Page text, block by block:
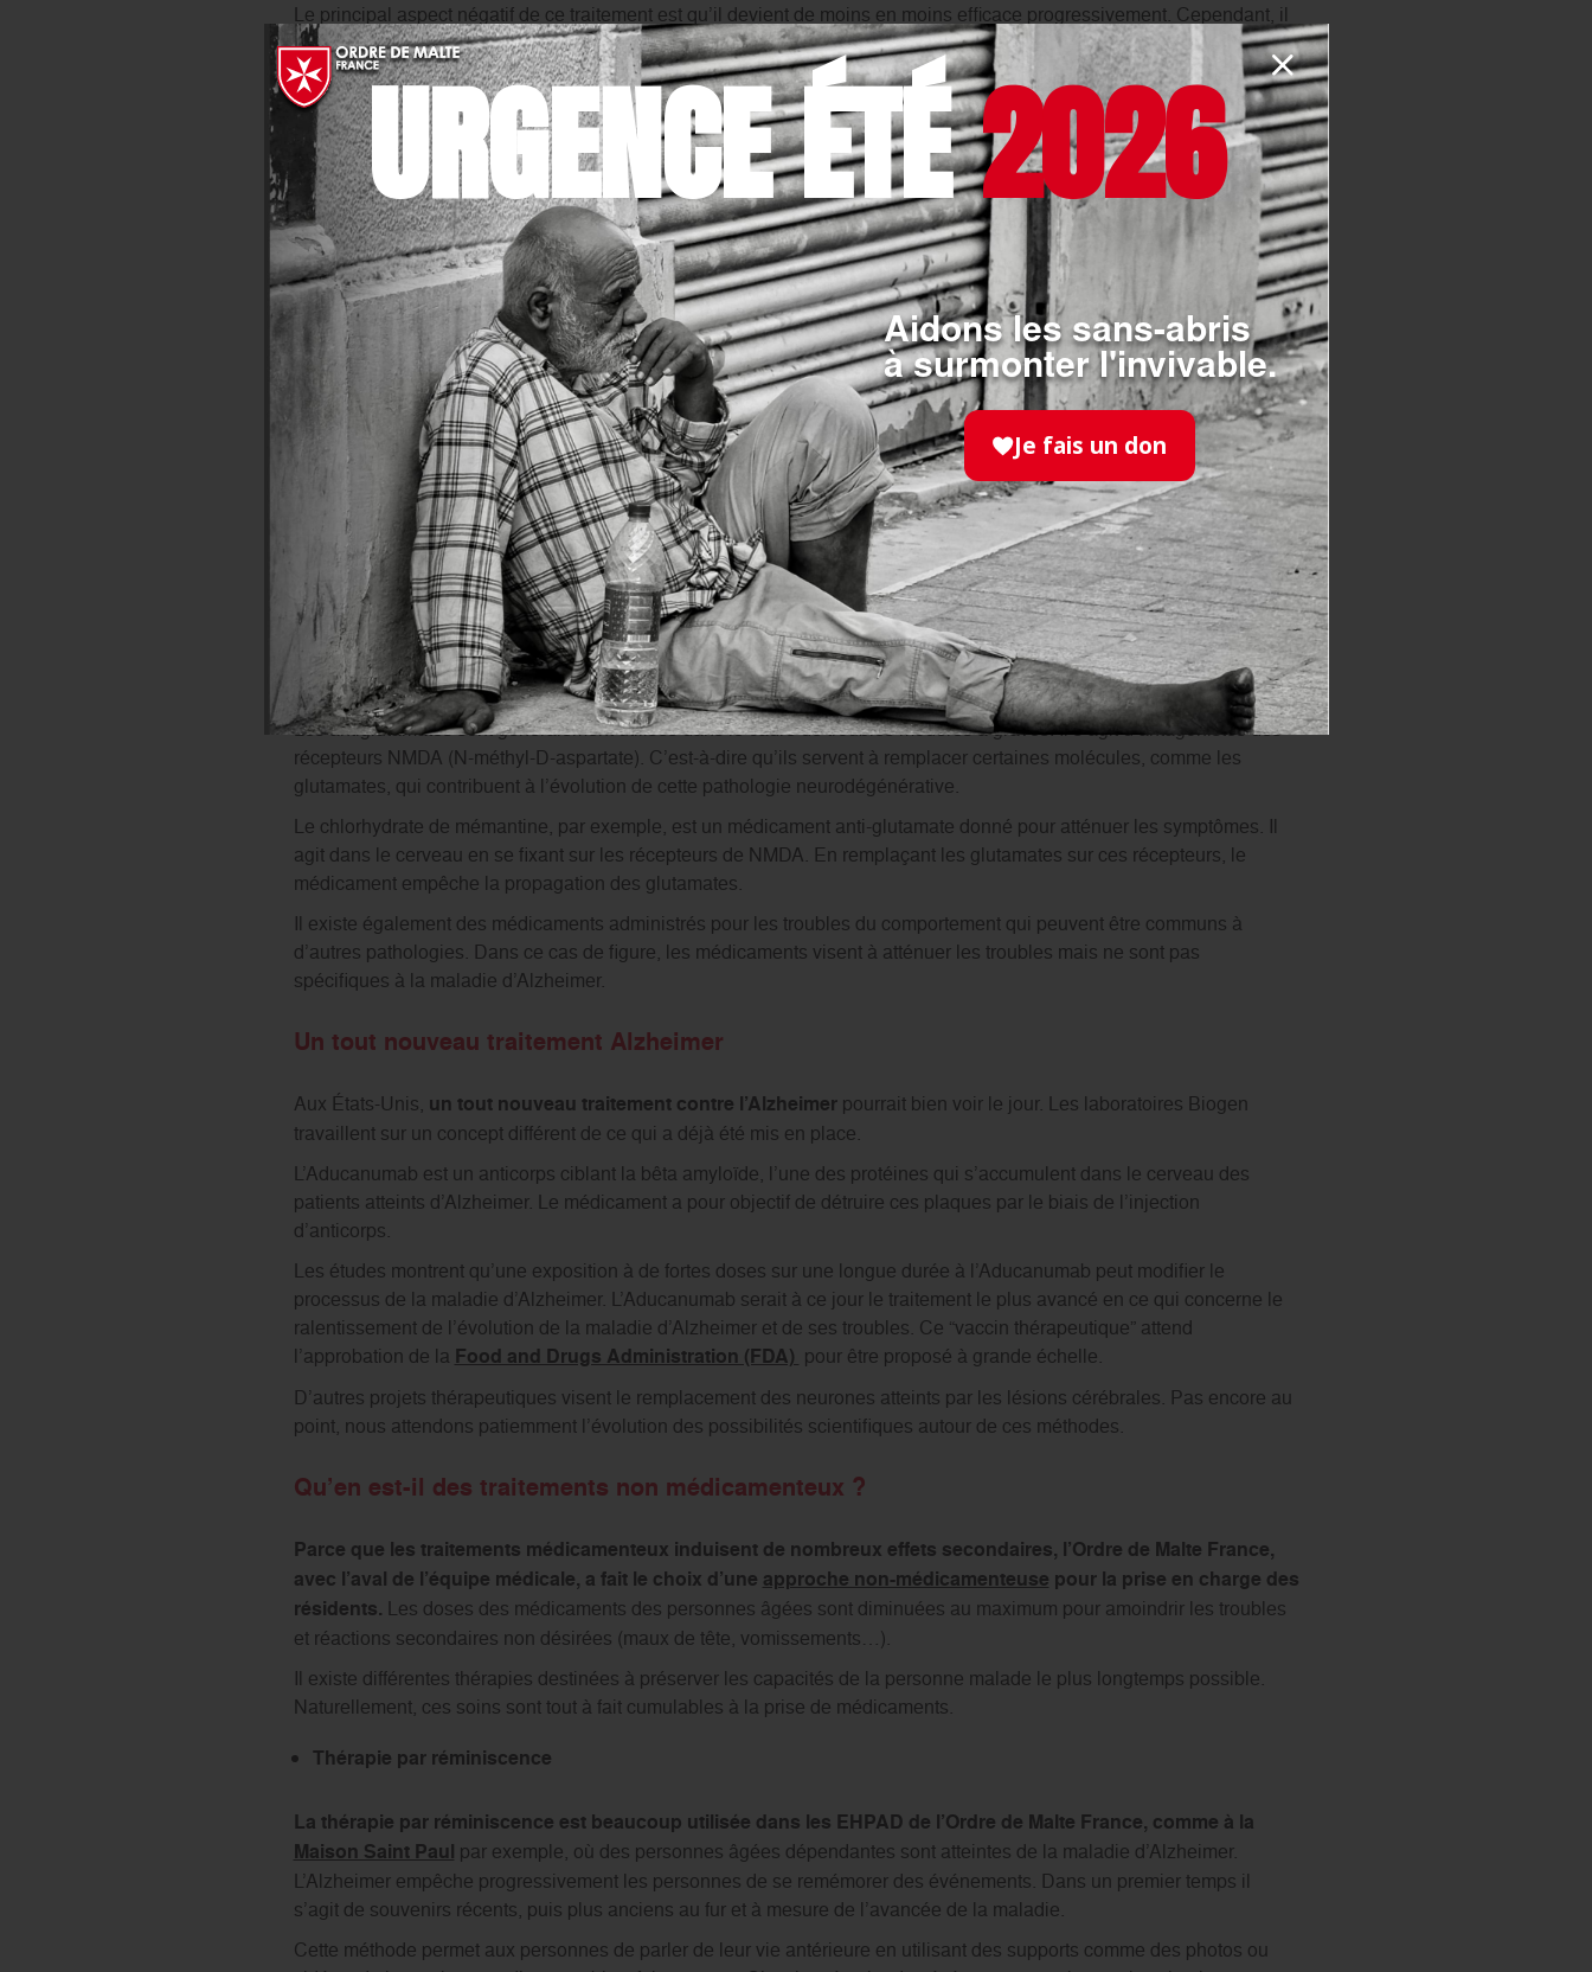
Le principal aspect négatif de ce traitement est qu’il devient de moins en moins efficace progressivement. Cependant, il
reste une bonne solution pour les débuts de la maladie.
Quel traitement pour les symptômes plus graves de la maladie d’Alzheimer ?
Les antiglutamates sont généralement utilisés dans le cadre de troubles modérés à graves. Il s’agit d’antagonistes des
récepteurs NMDA (N-méthyl-D-aspartate). C’est-à-dire qu’ils servent à remplacer certaines molécules, comme les
glutamates, qui contribuent à l’évolution de cette pathologie neurodégénérative.
Le chlorhydrate de mémantine, par exemple, est un médicament anti-glutamate donné pour atténuer les symptômes. Il
agit dans le cerveau en se fixant sur les récepteurs de NMDA. En remplaçant les glutamates sur ces récepteurs, le
médicament empêche la propagation des glutamates.
Il existe également des médicaments administrés pour les troubles du comportement qui peuvent être communs à
d’autres pathologies. Dans ce cas de figure, les médicaments visent à atténuer les troubles mais ne sont pas
spécifiques à la maladie d’Alzheimer.
Un tout nouveau traitement Alzheimer
Aux États-Unis, un tout nouveau traitement contre l’Alzheimerpourrait bien voir le jour. Les laboratoires Biogen
travaillent sur un concept différent de ce qui a déjà été mis en place.
L’Aducanumab est un anticorps ciblant la bêta amyloïde, l’une des protéines qui s’accumulent dans le cerveau des
patients atteints d’Alzheimer. Le médicament a pour objectif de détruire ces plaques par le biais de l’injection
d’anticorps.
Les études montrent qu’une exposition à de fortes doses sur une longue durée à l’Aducanumab peut modifier le
processus de la maladie d’Alzheimer. L’Aducanumab serait à ce jour le traitement le plus avancé en ce qui concerne le
ralentissement de l’évolution de la maladie d’Alzheimer et de ses troubles. Ce “vaccin thérapeutique” attend
l’approbation de la Food and Drugs Administration (FDA) pour être proposé à grande échelle.
D’autres projets thérapeutiques visent le remplacement des neurones atteints par les lésions cérébrales. Pas encore au
point, nous attendons patiemment l’évolution des possibilités scientifiques autour de ces méthodes.
Qu’en est-il des traitements non médicamenteux ?
Parce que les traitements médicamenteux induisent de nombreux effets secondaires, l’Ordre de Malte France,
avec l’aval de l’équipe médicale, a fait le choix d’une approche non-médicamenteuse pour la prise en charge des
résidents. Les doses des médicaments des personnes âgées sont diminuées au maximum pour amoindrir les troubles
et réactions secondaires non désirées (maux de tête, vomissements…).
Il existe différentes thérapies destinées à préserver les capacités de la personne malade le plus longtemps possible.
Naturellement, ces soins sont tout à fait cumulables à la prise de médicaments.
Thérapie par réminiscence
La thérapie par réminiscence est beaucoup utilisée dans les EHPAD de l’Ordre de Malte France, comme à la
Maison Saint Paul par exemple, où des personnes âgées dépendantes sont atteintes de la maladie d’Alzheimer.
L’Alzheimer empêche progressivement les personnes de se remémorer des événements. Dans un premier temps il
s’agit de souvenirs récents, puis plus anciens au fur et à mesure de l’avancée de la maladie.
Cette méthode permet aux personnes de parler de leur vie antérieure en utilisant des supports comme des photos ou
URGENCE ÉTÉ2026
Aidons les sans-abris
à surmonter l'invivable.
Je fais un don